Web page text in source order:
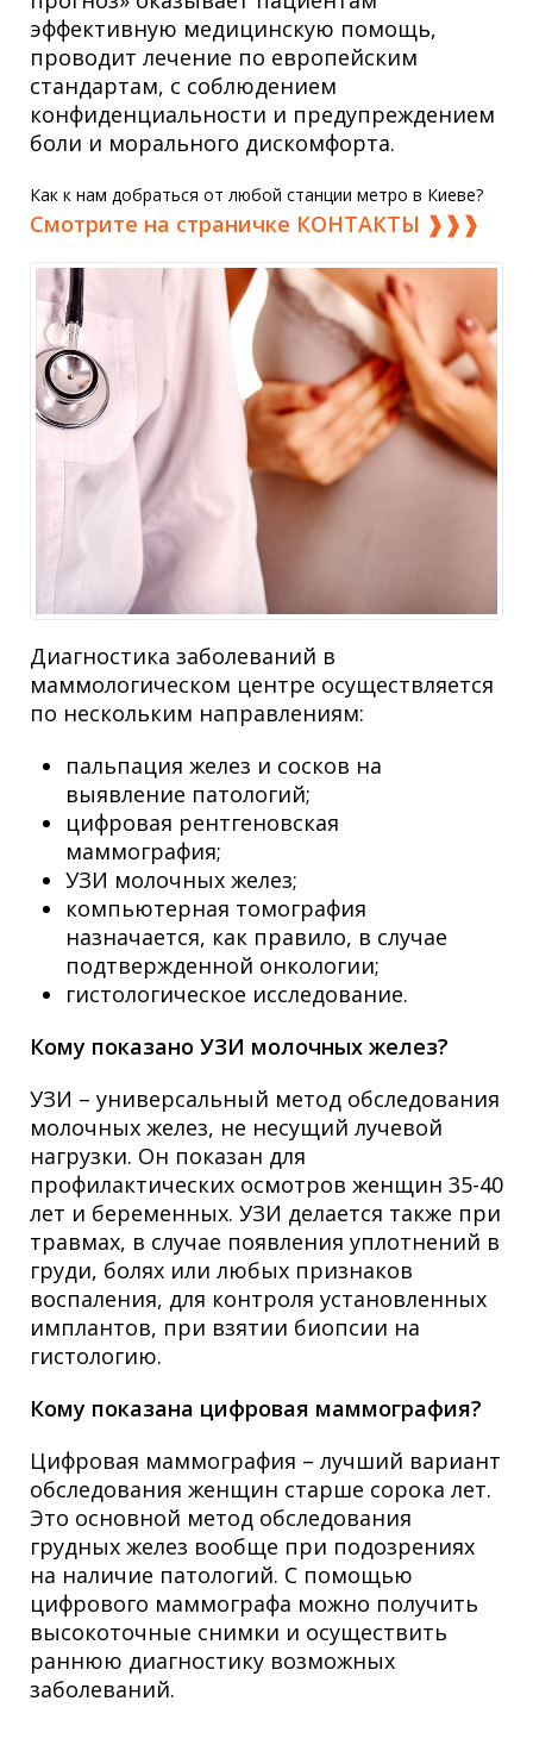
эффективную медицинскую помощь,
проводит лечение по европейским
стандартам, с соблюдением
конфиденциальности и предупреждением
боли и морального дискомфорта.
Как к нам добраться от любой станции метро в Киеве?
Смотрите на страничке КОНТАКТЫ ❱❱❱
Диагностика заболеваний в
маммологическом центре осуществляется
по нескольким направлениям:
пальпация желез и сосков на
выявление патологий;
цифровая рентгеновская
маммография;
УЗИ молочных желез;
компьютерная томография
назначается, как правило, в случае
подтвержденной онкологии;
гистологическое исследование.
Кому показано УЗИ молочных желез?
УЗИ – универсальный метод обследования
молочных желез, не несущий лучевой
нагрузки. Он показан для
профилактических осмотров женщин 35-40
лет и беременных. УЗИ делается также при
травмах, в случае появления уплотнений в
груди, болях или любых признаков
воспаления, для контроля установленных
имплантов, при взятии биопсии на
гистологию.
Кому показана цифровая маммография?
Цифровая маммография – лучший вариант
обследования женщин старше сорока лет.
Это основной метод обследования
грудных желез вообще при подозрениях
на наличие патологий. С помощью
цифрового маммографа можно получить
высокоточные снимки и осуществить
раннюю диагностику возможных
заболеваний.